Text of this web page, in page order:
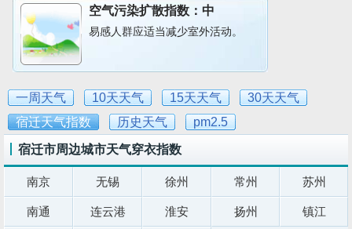
空气污染扩散指数： 中
易感人群应适当减少室外活动。
一周天气 10天天气 15天天气
30天天气
宿迁天气指数
历史天气 pm2.5
宿迁市周边城市天气穿衣指数
南京 无锡 徐州 常州 苏州
南通 连云港 淮安 扬州 镇江